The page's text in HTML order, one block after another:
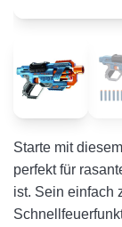
Starte mit
perfekt für
ist. Sein einfach